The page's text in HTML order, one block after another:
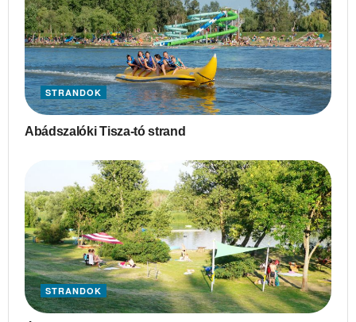
STRANDOK
Abádszalóki Tisza-tó strand
STRANDOK